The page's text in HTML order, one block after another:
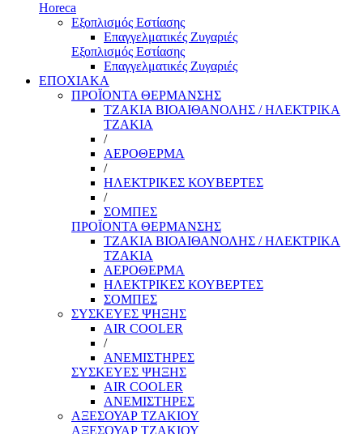
Horeca
Εξοπλισμός Εστίασης
Επαγγελματικές Ζυγαριές
Εξοπλισμός Εστίασης
Επαγγελματικές Ζυγαριές
ΕΠΟΧΙΑΚΑ
ΠΡΟΪΟΝΤΑ ΘΕΡΜΑΝΣΗΣ
ΤΖΑΚΙΑ ΒΙΟΑΙΘΑΝΟΛΗΣ / ΗΛΕΚΤΡΙΚΑ
ΤΖΑΚΙΑ
/
ΑΕΡΟΘΕΡΜΑ
/
ΗΛΕΚΤΡΙΚΕΣ ΚΟΥΒΕΡΤΕΣ
/
ΣΟΜΠΕΣ
ΠΡΟΪΟΝΤΑ ΘΕΡΜΑΝΣΗΣ
ΤΖΑΚΙΑ ΒΙΟΑΙΘΑΝΟΛΗΣ / ΗΛΕΚΤΡΙΚΑ
ΤΖΑΚΙΑ
ΑΕΡΟΘΕΡΜΑ
ΗΛΕΚΤΡΙΚΕΣ ΚΟΥΒΕΡΤΕΣ
ΣΟΜΠΕΣ
ΣΥΣΚΕΥΕΣ ΨΗΞΗΣ
AIR COOLER
/
ΑΝΕΜΙΣΤΗΡΕΣ
ΣΥΣΚΕΥΕΣ ΨΗΞΗΣ
AIR COOLER
ΑΝΕΜΙΣΤΗΡΕΣ
ΑΞΕΣΟΥΑΡ ΤΖΑΚΙΟΥ
ΑΞΕΣΟΥΑΡ ΤΖΑΚΙΟΥ